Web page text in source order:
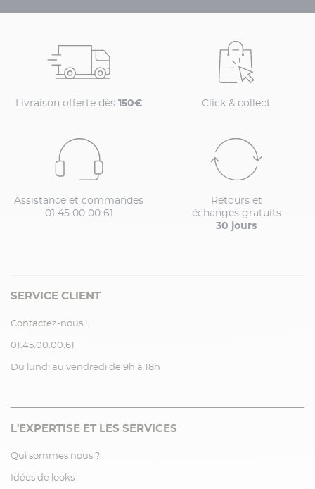
Livraison offerte dès 150€ Click & collect
Assistance et commandes
01 45 00 00 61
Retours et
échanges gratuits
30 jours
SERVICE CLIENT
Contactez-nous !
01.45.00.00.61
Du lundi au vendredi de 9h à 18h
L'EXPERTISE ET LES SERVICES
Qui sommes nous ?
Idées de looks